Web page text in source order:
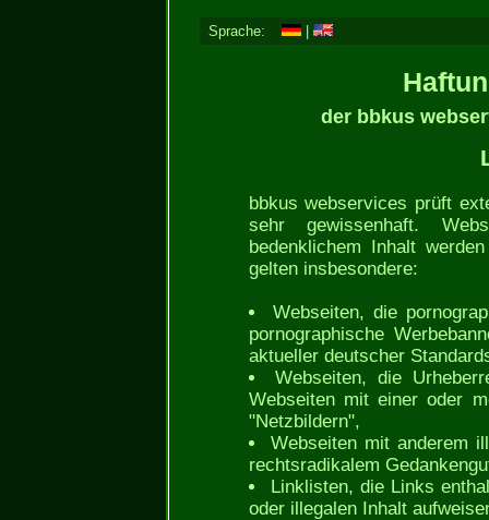
Sprache: |
der bbkus
bbkus webservices prüft
sehr gewissenhaft.
bedenklichem Inhalt
gelten insbesondere:
Webseiten, die
pornographische
aktueller deutscher
Webseiten, die
Webseiten mit einer oder
"Netzbildern",
Webseiten mit anderem
rechtsradikalem
Linklisten, die Links
oder illegalen Inhalt